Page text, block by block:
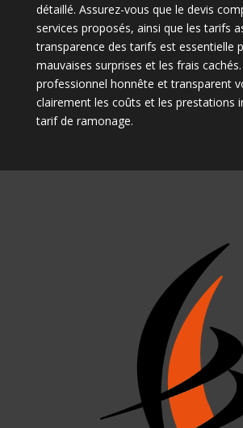
détaillé. Assurez-vous que le devis
services proposés, ainsi que les tarifs
transparence des tarifs est essentielle
mauvaises surprises et les frais
professionnel honnête et transparent
clairement les coûts et les prestations
tarif de ramonage.